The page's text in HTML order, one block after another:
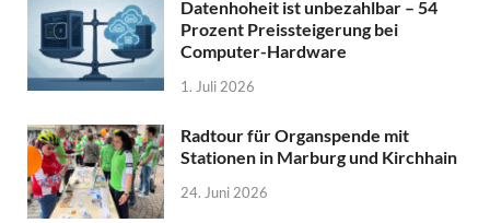
Datenhoheit ist unbezahlbar – 54
Prozent Preissteigerung bei
Computer-Hardware
1. Juli 2026
Radtour für Organspende mit
Stationen in Marburg und Kirchhain
24. Juni 2026